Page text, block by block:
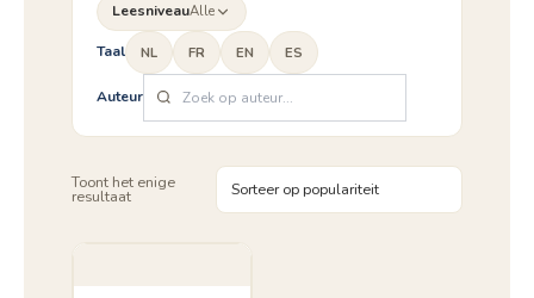
LeesniveauAlle
Taal NL FR EN ES
Auteur
Toont het enige
resultaat